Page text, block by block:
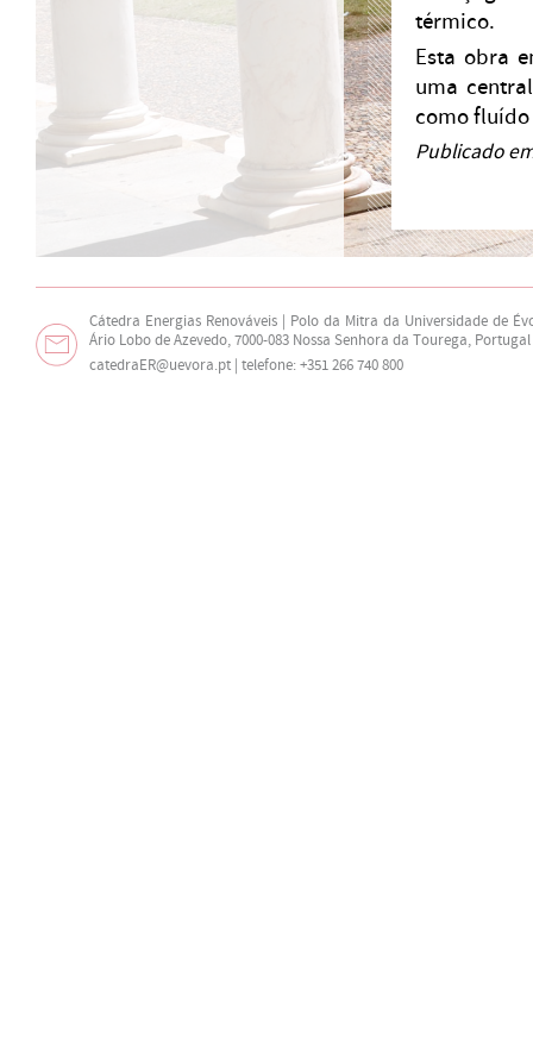
térmico.
Esta obra
uma
como fluído
Publicado
Cátedra Energias Renováveis | Polo da Mitra da Universidade de
Ário Lobo de Azevedo, 7000-083 Nossa Senhora da Tourega, Portugal
catedraER@uevora.pt | telefone: +351 266 740 800